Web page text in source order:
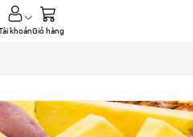
khoản
0
Giỏ hàng